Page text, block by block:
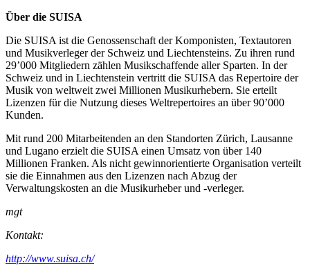
Über die SUISA
Die SUISA ist die Genossenschaft der Komponisten, Textautoren
und Musikverleger der Schweiz und Liechtensteins. Zu ihren rund
29’000 Mitgliedern zählen Musikschaffende aller Sparten. In der
Schweiz und in Liechtenstein vertritt die SUISA das Repertoire der
Musik von weltweit zwei Millionen Musikurhebern. Sie erteilt
Lizenzen für die Nutzung dieses Weltrepertoires an über 90’000
Kunden.
Mit rund 200 Mitarbeitenden an den Standorten Zürich, Lausanne
und Lugano erzielt die SUISA einen Umsatz von über 140
Millionen Franken. Als nicht gewinnorientierte Organisation verteilt
sie die Einnahmen aus den Lizenzen nach Abzug der
Verwaltungskosten an die Musikurheber und -verleger.
mgt
Kontakt:
http://www.suisa.ch/